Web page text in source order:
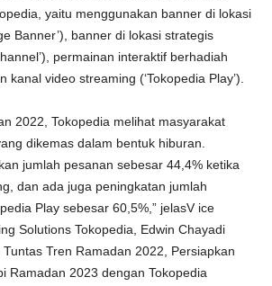
yaitu menggunakan banner di lokasi
Banner’), banner di lokasi strategis
permainan interaktif berhadiah
kanal video streaming (‘Tokopedia Play’).
2022, Tokopedia melihat masyarakat
dikemas dalam bentuk hiburan.
jumlah pesanan sebesar 44,4% ketika
dan ada juga peningkatan jumlah
Play sebesar 60,5%,” jelasV ice
Solutions Tokopedia, Edwin Chayadi
Tuntas Tren Ramadan 2022, Persiapkan
Ramadan 2023 dengan Tokopedia